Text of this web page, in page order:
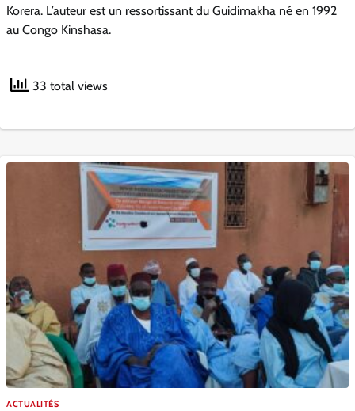
Korera. L’auteur est un ressortissant du Guidimakha né en 1992
au Congo Kinshasa.
33 total views
ACTUALITÉS